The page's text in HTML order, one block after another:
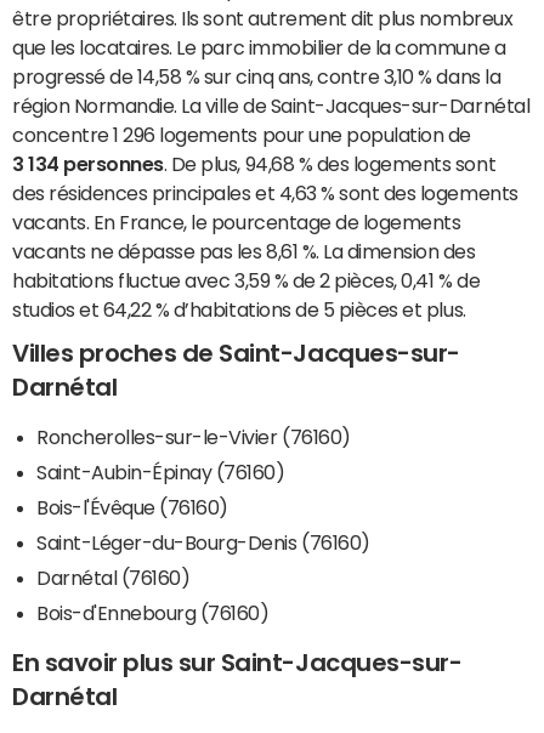
être propriétaires. Ils sont autrement dit plus nombreux
que les locataires. Le parc immobilier de la commune a
progressé de 14,58 % sur cinq ans, contre 3,10 % dans la
région Normandie. La ville de Saint-Jacques-sur-Darnétal
concentre 1 296 logements pour une population de
3 134 personnes. De plus, 94,68 % des logements sont
des résidences principales et 4,63 % sont des logements
vacants. En France, le pourcentage de logements
vacants ne dépasse pas les 8,61 %. La dimension des
habitations fluctue avec 3,59 % de 2 pièces, 0,41 % de
studios et 64,22 % d’habitations de 5 pièces et plus.
Villes proches de Saint-Jacques-sur-
Darnétal
Roncherolles-sur-le-Vivier (76160)
Saint-Aubin-Épinay (76160)
Bois-l'Évêque (76160)
Saint-Léger-du-Bourg-Denis (76160)
Darnétal (76160)
Bois-d'Ennebourg (76160)
En savoir plus sur Saint-Jacques-sur-
Darnétal